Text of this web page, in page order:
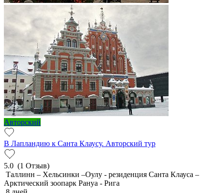
Авторский
В Лапландию к Санта Клаусу. Авторский тур
5.0 (1 Отзыв)
Таллинн – Хельсинки –Оулу - резиденция Санта Клауса –
Арктический зоопарк Рануа - Рига